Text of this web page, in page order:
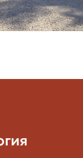
10–25